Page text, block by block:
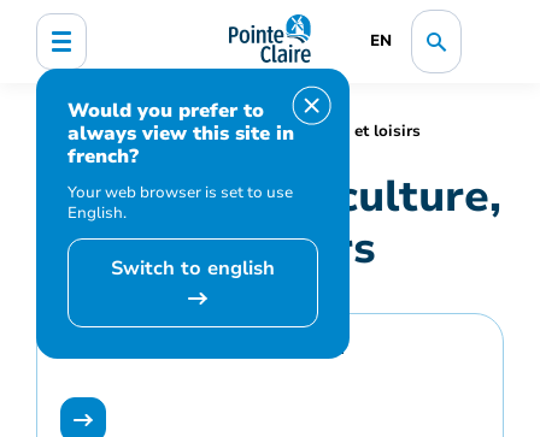
EN
Would you prefer to
always view this site in
french?
Your web browser is set to use
English.
Switch to english
Accueil Bibliothèque, culture, sports et loisirs
Bibliothèque, culture,
sports et loisirs
Programmation et inscription